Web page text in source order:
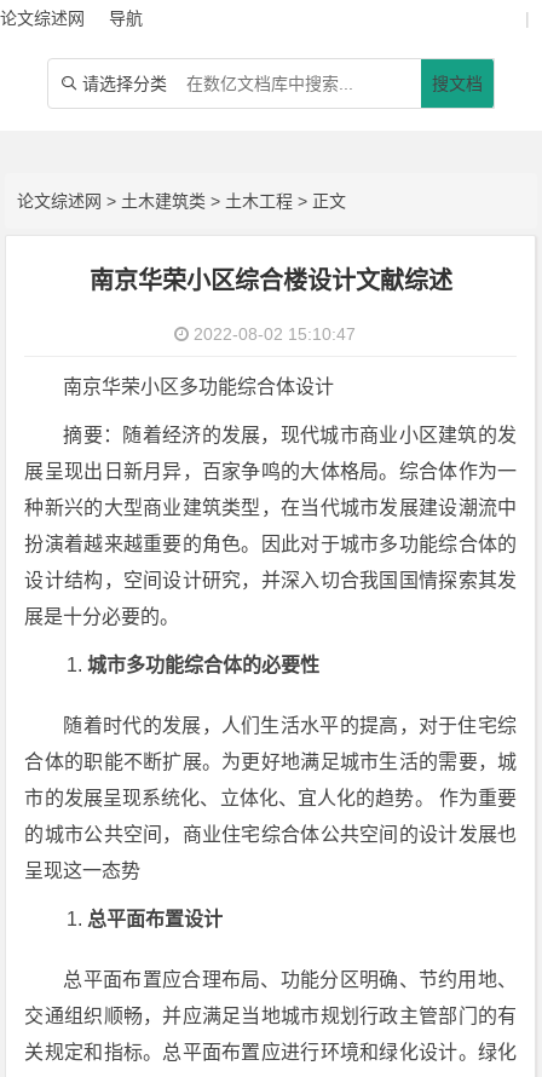
论文综述网 导航 |
 请选择分类 搜文档
论文综述网 > 土木建筑类 > 土木工程 > 正文
南京华荣小区综合楼设计文献综述
2022-08-02 15:10:47
南京华荣小区多功能综合体设计
摘要：随着经济的发展，现代城市商业小区建筑的发
展呈现出日新月异，百家争鸣的大体格局。综合体作为一
种新兴的大型商业建筑类型，在当代城市发展建设潮流中
扮演着越来越重要的角色。因此对于城市多功能综合体的
设计结构，空间设计研究，并深入切合我国国情探索其发
展是十分必要的。
城市多功能综合体的必要性
随着时代的发展，人们生活水平的提高，对于住宅综
合体的职能不断扩展。为更好地满足城市生活的需要，城
市的发展呈现系统化、立体化、宜人化的趋势。 作为重要
的城市公共空间，商业住宅综合体公共空间的设计发展也
呈现这一态势
总平面布置设计
总平面布置应合理布局、功能分区明确、节约用地、
交通组织顺畅，并应满足当地城市规划行政主管部门的有
关规定和指标。总平面布置应进行环境和绿化设计。绿化